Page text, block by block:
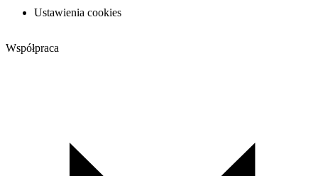
Ustawienia cookies
Współpraca